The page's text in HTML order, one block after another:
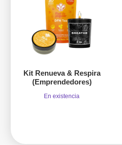
Kit Renueva & Respira
(Emprendedores)
En existencia